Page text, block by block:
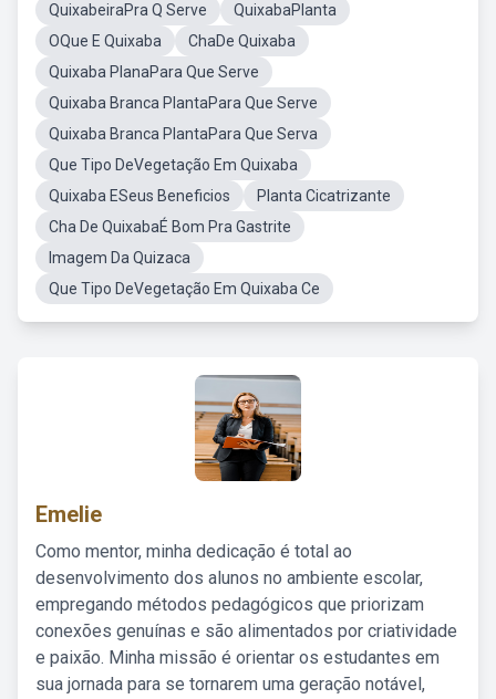
QuixabeiraPra Q Serve
QuixabaPlanta
OQue E Quixaba
ChaDe Quixaba
Quixaba PlanaPara Que Serve
Quixaba Branca PlantaPara Que Serve
Quixaba Branca PlantaPara Que Serva
Que Tipo DeVegetação Em Quixaba
Quixaba ESeus Beneficios
Planta Cicatrizante
Cha De QuixabaÉ Bom Pra Gastrite
Imagem Da Quizaca
Que Tipo DeVegetação Em Quixaba Ce
Emelie
Como mentor, minha dedicação é total ao
desenvolvimento dos alunos no ambiente escolar,
empregando métodos pedagógicos que priorizam
conexões genuínas e são alimentados por criatividade
e paixão. Minha missão é orientar os estudantes em
sua jornada para se tornarem uma geração notável,